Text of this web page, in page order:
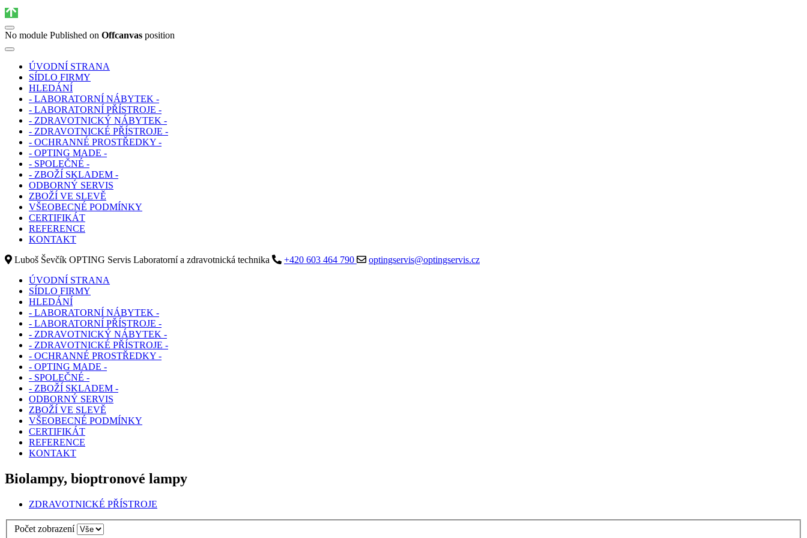
No module Published on Offcanvas position
ÚVODNÍ STRANA
SÍDLO FIRMY
HLEDÁNÍ
- LABORATORNÍ NÁBYTEK -
- LABORATORNÍ PŘÍSTROJE -
- ZDRAVOTNICKÝ NÁBYTEK -
- ZDRAVOTNICKÉ PŘÍSTROJE -
- OCHRANNÉ PROSTŘEDKY -
- OPTING MADE -
- SPOLEČNÉ -
- ZBOŽÍ SKLADEM -
ODBORNÝ SERVIS
ZBOŽÍ VE SLEVĚ
VŠEOBECNÉ PODMÍNKY
CERTIFIKÁT
REFERENCE
KONTAKT
Luboš Ševčík OPTING Servis Laboratorní a zdravotnická technika
+420 603 464 790
optingservis@optingservis.cz
ÚVODNÍ STRANA
SÍDLO FIRMY
HLEDÁNÍ
- LABORATORNÍ NÁBYTEK -
- LABORATORNÍ PŘÍSTROJE -
- ZDRAVOTNICKÝ NÁBYTEK -
- ZDRAVOTNICKÉ PŘÍSTROJE -
- OCHRANNÉ PROSTŘEDKY -
- OPTING MADE -
- SPOLEČNÉ -
- ZBOŽÍ SKLADEM -
ODBORNÝ SERVIS
ZBOŽÍ VE SLEVĚ
VŠEOBECNÉ PODMÍNKY
CERTIFIKÁT
REFERENCE
KONTAKT
Biolampy, bioptronové lampy
ZDRAVOTNICKÉ PŘÍSTROJE
Počet zobrazení